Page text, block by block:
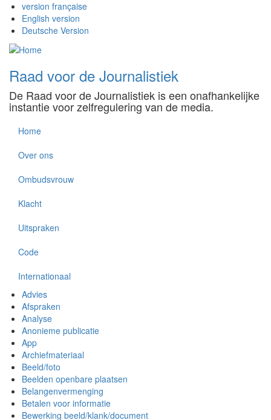
Overslaan
naar
de
inhoud
version française
English version
Deutsche Version
Raad voor de Journalistiek
De Raad voor de Journalistiek is een onafhankelijke
instantie voor zelfregulering van de media.
rvdj
Home
Over ons
Ombudsvrouw
Klacht
Uitspraken
Code
Internationaal
Advies
Afspraken
Analyse
Anonieme publicatie
App
Archiefmateriaal
Beeld/foto
Beelden openbare plaatsen
Belangenvermenging
Betalen voor informatie
Bewerking beeld/klank/document